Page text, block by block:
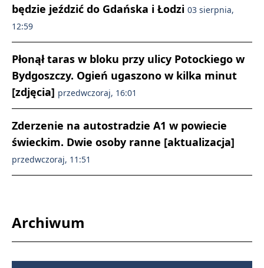
będzie jeździć do Gdańska i Łodzi 03 sierpnia,
12:59
Płonął taras w bloku przy ulicy Potockiego w
Bydgoszczy. Ogień ugaszono w kilka minut
[zdjęcia] przedwczoraj, 16:01
Zderzenie na autostradzie A1 w powiecie
świeckim. Dwie osoby ranne [aktualizacja]
przedwczoraj, 11:51
Archiwum